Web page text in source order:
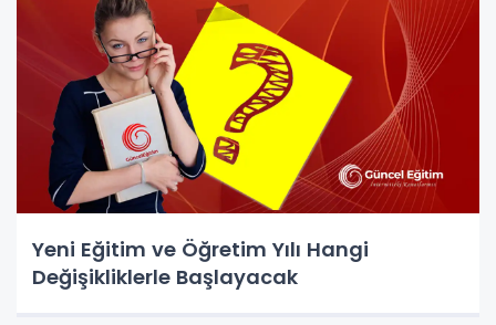
Yeni Eğitim ve Öğretim Yılı Hangi
Değişikliklerle Başlayacak